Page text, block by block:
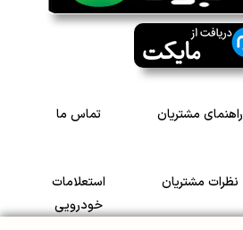
راهنمای مشتریان تماس ما
نظرات مشتریان
استعلامات
خودرویی